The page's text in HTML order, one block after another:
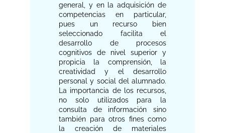
general, y en la adquisición de
competencias en particular,
pues un recurso bien
seleccionado facilita el
desarrollo de procesos
cognitivos de nivel superior y
propicia la comprensión, la
creatividad y el desarrollo
personal y social del alumnado.
La importancia de los recursos,
no solo utilizados para la
consulta de información sino
también para otros fines como
la creación de materiales